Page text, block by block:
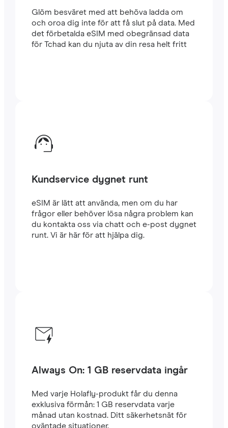
Glöm besväret med att behöva ladda om
och oroa dig inte för att få slut på data. Med
det förbetalda eSIM med obegränsad data
för Tchad kan du njuta av din resa helt fritt
Kundservice dygnet runt
eSIM är lätt att använda, men om du har
frågor eller behöver lösa några problem kan
du kontakta oss via chatt och e-post dygnet
runt. Vi är här för att hjälpa dig.
Always On: 1 GB reservdata ingår
Med varje Holafly-produkt får du denna
exklusiva förmån: 1 GB reservdata varje
månad utan kostnad. Ditt säkerhetsnät för
oväntade situationer.